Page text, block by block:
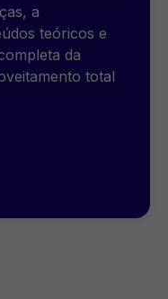
a
teóricos e
da
total